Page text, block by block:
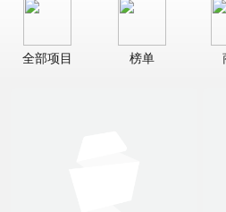
全部项目 榜单